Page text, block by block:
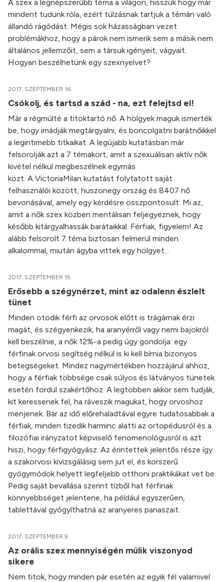
A szex a legnépszerűbb téma a világon, hisszük hogy már
mindent tudunk róla, ezért túlzásnak tartjuk a témán való
állandó rágódást. Mégis sok házasságban vezet
problémákhoz, hogy a párok nem ismerik sem a másik nem
általános jellemzőit, sem a társuk igényeit, vágyait.
Hogyan beszélhetünk egy szexnyelvet?
2017. SZEPTEMBER 16.
Csókolj, és tartsd a szád - na, ezt felejtsd el!
Már a régmúlté a titoktartó nő. A hölgyek maguk ismerték
be, hogy imádják megtárgyalni, és boncolgatni barátnőikkel
a legintimebb titkaikat. A legújabb kutatásban már
felsorolják azt a 7 témakört, amit a szexuálisan aktív nők
kivétel nélkül megbeszélnek egymás
közt. A VictoriaMilan kutatást folytatott saját
felhasználói között, huszonegy ország és 8407 nő
bevonásával, amely egy kérdésre összpontosult: Mi az,
amit a nők szex közben mentálisan feljegyeznek, hogy
később kitárgyalhassák barátaikkal. Férfiak, figyelem! Az
alább felsorolt 7 téma biztosan felmerül minden
alkalommal, miután ágyba vittek egy hölgyet…
2017. SZEPTEMBER 15.
Erősebb a szégynérzet, mint az odalenn észlelt
tünet
Minden ötödik férfi az orvosok előtt is trágárnak érzi
magát, és szégyenkezik, ha aranyérről vagy nemi bajokról
kell beszélnie, a nők 12%-a pedig úgy gondolja: egy
férfinak orvosi segítség nélkül is ki kell bírnia bizonyos
betegségeket. Mindez nagymértékben hozzájárul ahhoz,
hogy a férfiak többsége csak súlyos és látványos tünetek
esetén fordul szakértőhöz. A legtöbben akkor sem tudják,
kit keressenek fel, ha ráveszik magukat, hogy orvoshoz
menjenek. Bár az idő előrehaladtával egyre tudatosabbak a
férfiak, minden tizedik harminc alatti az ortopédusról és a
filozófiai irányzatot képviselő fenomenológusról is azt
hiszi, hogy férfigyógyász. Az érintettek jelentős része így
a szakorvosi kivizsgálásig sem jut el, és korszerű
gyógymódok helyett legfeljebb otthoni praktikákat vet be.
Pedig saját bevallása szerint tízből hat férfinak
könnyebbséget jelentene, ha például egyszerűen,
tablettával gyógyíthatná az aranyeres panaszait.
2017. SZEPTEMBER 9.
Az orális szex mennyiségén múlik viszonyod
sikere
Nem titok, hogy minden pár esetén az egyik fél valamivel